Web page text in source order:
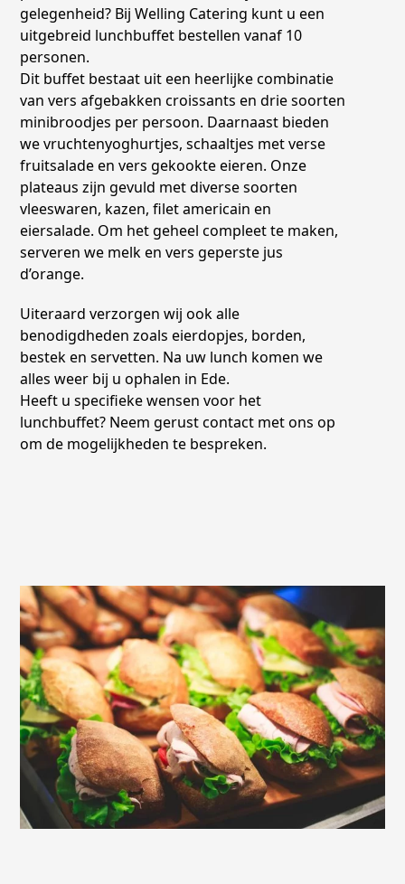
gelegenheid? Bij Welling Catering kunt u een
uitgebreid lunchbuffet bestellen vanaf 10
personen.
Dit buffet bestaat uit een heerlijke combinatie
van vers afgebakken croissants en drie soorten
minibroodjes per persoon. Daarnaast bieden
we vruchtenyoghurtjes, schaaltjes met verse
fruitsalade en vers gekookte eieren. Onze
plateaus zijn gevuld met diverse soorten
vleeswaren, kazen, filet americain en
eiersalade. Om het geheel compleet te maken,
serveren we melk en vers geperste jus
d’orange.
Uiteraard verzorgen wij ook alle
benodigdheden zoals eierdopjes, borden,
bestek en servetten. Na uw lunch komen we
alles weer bij u ophalen in Ede.
Heeft u specifieke wensen voor het
lunchbuffet? Neem gerust contact met ons op
om de mogelijkheden te bespreken.